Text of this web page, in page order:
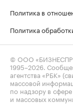
Политика в
Политика
© ООО
1995–2026 .
агентства «РБК»
массовой
по надзору в
и массовых